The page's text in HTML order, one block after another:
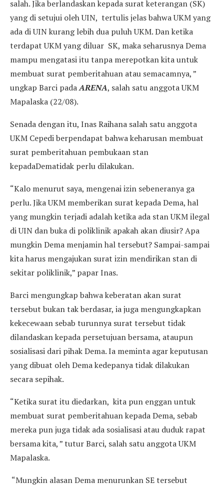
salah. Jika berlandaskan kepada surat keterangan (SK)
yang di setujui oleh UIN, tertulis jelas bahwa UKM yang
ada di UIN kurang lebih dua puluh UKM. Dan ketika
terdapat UKM yang diluar SK, maka seharusnya Dema
mampu mengatasi itu tanpa merepotkan kita untuk
membuat surat pemberitahuan atau semacamnya, ”
ungkap Barci padaARENA, salah satu anggota UKM
Mapalaska (22/08).
Senada dengan itu, Inas Raihana salah satu anggota
UKM Cepedi berpendapat bahwa keharusan membuat
surat pemberitahuan pembukaan stan
kepadaDematidak perlu dilakukan.
“Kalo menurut saya, mengenai izin sebeneranya ga
perlu. Jika UKM memberikan surat kepada Dema, hal
yang mungkin terjadi adalah ketika ada stan UKM ilegal
di UIN dan buka di poliklinik apakah akan diusir? Apa
mungkin Dema menjamin hal tersebut? Sampai-sampai
kita harus mengajukan surat izin mendirikan stan di
sekitar poliklinik,” papar Inas.
Barci mengungkap bahwa keberatan akan surat
tersebut bukan tak berdasar, ia juga mengungkapkan
kekecewaan sebab turunnya surat tersebut tidak
dilandaskan kepada persetujuan bersama, ataupun
sosialisasi dari pihak Dema. Ia meminta agar keputusan
yang dibuat oleh Dema kedepanya tidak dilakukan
secara sepihak.
“Ketika surat itu diedarkan, kita pun enggan untuk
membuat surat pemberitahuan kepada Dema, sebab
mereka pun juga tidak ada sosialisasi atau duduk rapat
bersama kita, ” tutur Barci, salah satu anggota UKM
Mapalaska.
“Mungkin alasan Dema menurunkan SE tersebut